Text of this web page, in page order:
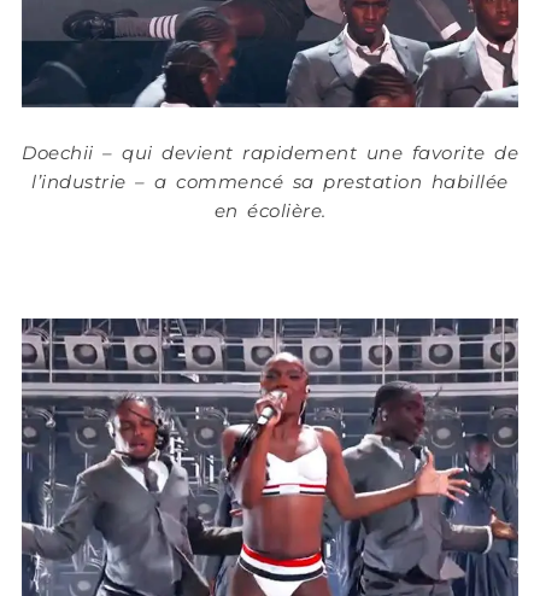
Doechii – qui devient rapidement une favorite de
l’industrie – a commencé sa prestation habillée
en écolière.